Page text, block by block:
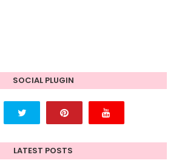
SOCIAL PLUGIN
LATEST POSTS